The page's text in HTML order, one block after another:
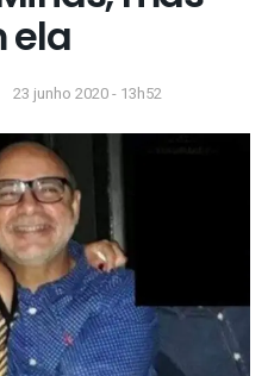
ela
23 junho 2020 - 13h52